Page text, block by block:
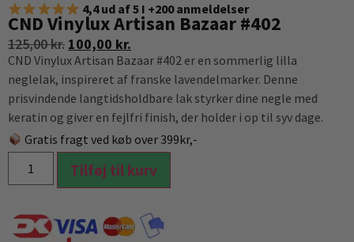
4,4 ud af 5 I +200 anmeldelser
CND Vinylux Artisan Bazaar #402
125,00kr. 100,00 kr.
CND Vinylux Artisan Bazaar #402 er en sommerlig lilla
neglelak, inspireret af franske lavendelmarker. Denne
prisvindende langtidsholdbare lak styrker dine negle med
keratin og giver en fejlfri finish, der holder i op til syv dage.
Gratis fragt ved køb over 399kr,-
Tilføj til kurv